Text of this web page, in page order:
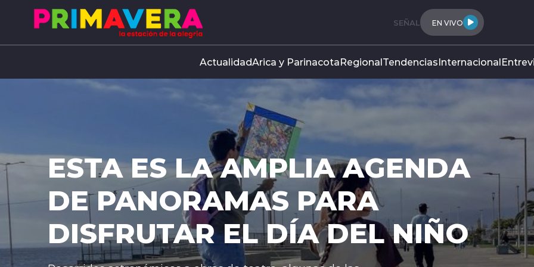
SEÑAL EN VIVO
ActualidadArica y ParinacotaRegionalTendenciasInternacional
ES LA AMPLIA AGENDA
PANORAMAS PARA
EL DÍA DEL NIÑO